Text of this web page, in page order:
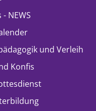
NEWS
und Verleih
Konfis